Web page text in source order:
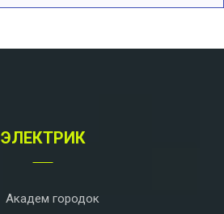
ЭЛЕКТРИК
Академ городок